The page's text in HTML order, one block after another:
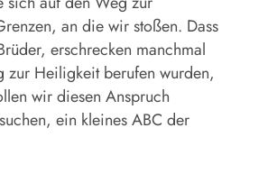
an die wir stoßen. Dass
erschrecken manchmal
zur Heiligkeit berufen wurden,
wir diesen Anspruch
ein kleines ABC der